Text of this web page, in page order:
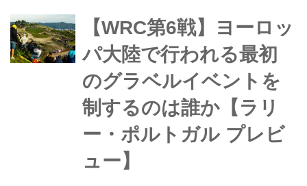
開催される。ル・マン24時間を前にし
た最後の一戦であり、各マシンがここ
でどんな走りを見せるのか、注目が集
まる。
【WRC第6戦】ヨーロッ
パ大陸で行われる最初
のグラベルイベントを
制するのは誰か【ラリ
ー・ポルトガル プレビ
ュー】